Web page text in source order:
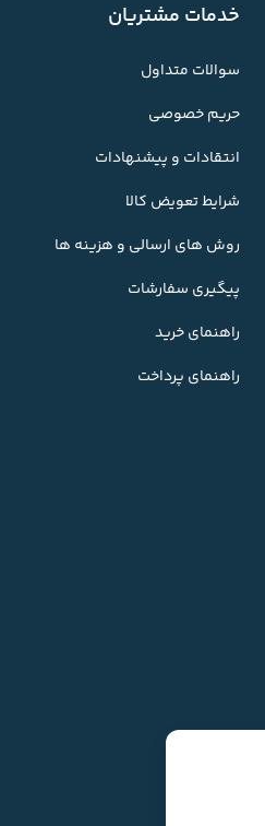
خدمات مشتریان
سوالات متداول
حریم خصوصی
انتقادات و پیشنهادات
شرایط تعویض کالا
روش های ارسالی و هزینه ها
پیگیری سفارشات
راهنمای خرید
راهنمای پرداخت